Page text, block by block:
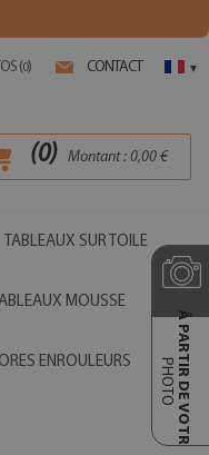
(0) CONTACT ▾
(0) Montant : 0,00 €
TABLEAUX SUR TOILE
MOUSSE
ENROULEURS Ā PARTIR DE VOTRE
PHOTO